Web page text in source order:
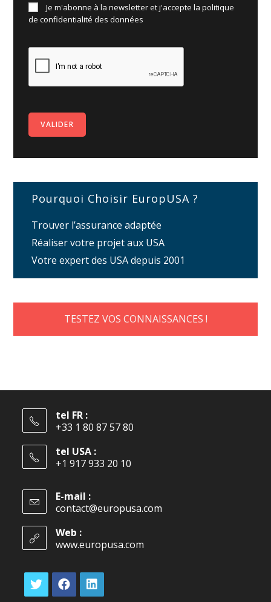
Je m'abonne à la newsletter et j'accepte la politique
deconfidentialité des données
Pourquoi Choisir EuropUSA ?
Trouver l’assurance adaptée
Réaliser votre projet aux USA
Votre expert des USA depuis 2001
TESTEZ VOS CONNAISSANCES !
tel FR :
+33 1 80 87 57 80
tel USA :
+1 917 933 20 10
E-mail :
contact@europusa.com
Web :
www.europusa.com